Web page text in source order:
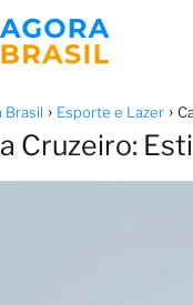
Brasil Esporte e Lazer
Cruzeiro: